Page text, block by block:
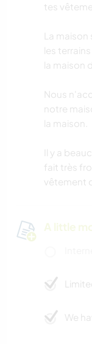
tes
La
les
la maison
Nous
notre
la maison.
Il y a
fait très
vêtement
A little
We